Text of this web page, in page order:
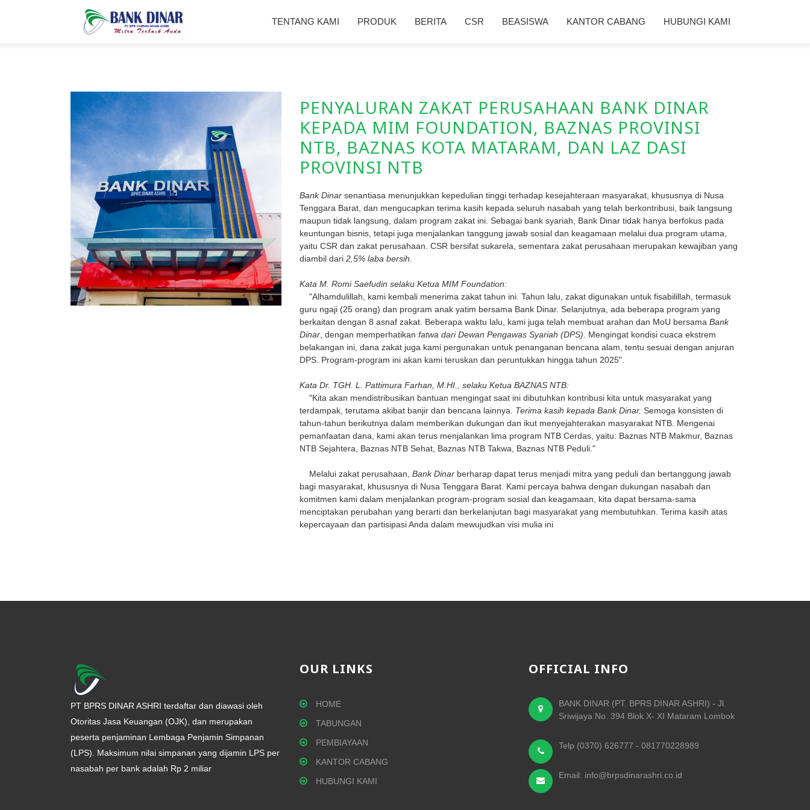
TENTANG KAMI PRODUK BERITA CSR BEASISWA KANTOR CABANG HUBUNGI KAMI
PENYALURAN ZAKAT PERUSAHAAN BANK DINAR
KEPADA MIM FOUNDATION, BAZNAS PROVINSI
NTB, BAZNAS KOTA MATARAM, DAN LAZ DASI
PROVINSI NTB
Bank Dinar senantiasa menunjukkan kepedulian tinggi terhadap kesejahteraan masyarakat, khususnya di Nusa
Tenggara Barat, dan mengucapkan terima kasih kepada seluruh nasabah yang telah berkontribusi, baik langsung
maupun tidak langsung, dalam program zakat ini. Sebagai bank syariah, Bank Dinar tidak hanya berfokus pada
keuntungan bisnis, tetapi juga menjalankan tanggung jawab sosial dan keagamaan melalui dua program utama,
yaitu CSR dan zakat perusahaan. CSR bersifat sukarela, sementara zakat perusahaan merupakan kewajiban yang
diambil dari 2,5% laba bersih.
Kata M. Romi Saefudin selaku Ketua MIM Foundation:
"Alhamdulillah, kami kembali menerima zakat tahun ini. Tahun lalu, zakat digunakan untuk fisabilillah, termasuk
guru ngaji (25 orang) dan program anak yatim bersama Bank Dinar. Selanjutnya, ada beberapa program yang
berkaitan dengan 8 asnaf zakat. Beberapa waktu lalu, kami juga telah membuat arahan dan MoU bersama Bank
Dinar , dengan memperhatikan fatwa dari Dewan Pengawas Syariah (DPS) . Mengingat kondisi cuaca ekstrem
belakangan ini, dana zakat juga kami pergunakan untuk penanganan bencana alam, tentu sesuai dengan anjuran
DPS. Program-program ini akan kami teruskan dan peruntukkan hingga tahun 2025".
Kata Dr. TGH. L. Pattimura Farhan, M.HI., selaku Ketua BAZNAS NTB:
"Kita akan mendistribusikan bantuan mengingat saat ini dibutuhkan kontribusi kita untuk masyarakat yang
terdampak, terutama akibat banjir dan bencana lainnya. Terima kasih kepada Bank Dinar. Semoga konsisten di
tahun-tahun berikutnya dalam memberikan dukungan dan ikut menyejahterakan masyarakat NTB. Mengenai
pemanfaatan dana, kami akan terus menjalankan lima program NTB Cerdas, yaitu: Baznas NTB Makmur, Baznas
NTB Sejahtera, Baznas NTB Sehat, Baznas NTB Takwa, Baznas NTB Peduli."
Melalui zakat perusahaan, Bank Dinar berharap dapat terus menjadi mitra yang peduli dan bertanggung jawab
bagi masyarakat, khususnya di Nusa Tenggara Barat. Kami percaya bahwa dengan dukungan nasabah dan
komitmen kami dalam menjalankan program-program sosial dan keagamaan, kita dapat bersama-sama
menciptakan perubahan yang berarti dan berkelanjutan bagi masyarakat yang membutuhkan. Terima kasih atas
kepercayaan dan partisipasi Anda dalam mewujudkan visi mulia ini
PT BPRS DINAR ASHRI terdaftar dan diawasi oleh
Otoritas Jasa Keuangan (OJK), dan merupakan
peserta penjaminan Lembaga Penjamin Simpanan
(LPS). Maksimum nilai simpanan yang dijamin LPS per
nasabah per bank adalah Rp 2 miliar
OUR LINKS
HOME
TABUNGAN
PEMBIAYAAN
KANTOR CABANG
HUBUNGI KAMI
OFFICIAL INFO
BANK DINAR (PT. BPRS DINAR ASHRI) - Jl.
Sriwijaya No. 394 Blok X- XI Mataram Lombok
Telp (0370) 626777 - 081770228989
Email: info@brpsdinarashri.co.id